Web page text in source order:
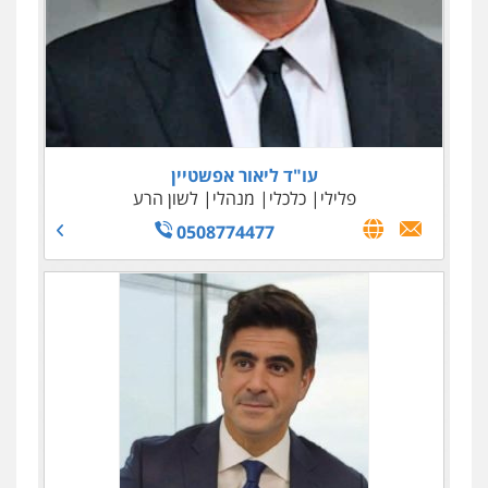
עו"ד ליאור אפשטיין
פלילי
כלכלי מנהלי
לשון הרע
0508774477
עו"ד משה יוחאי
פשיעה חמורה כלכלי
0509936616
עו"ד ציון שמעון
עורכי דין לענייני אסירים
0525181855
עו"ד יוסי פלסיוס – קליין
צווארון לבן מחש תעבורה
0506270283
עו"ד תומר נוה
תעבורה פשע חמור
0522350561
עו"ד יפעת שוורץ סיל
תעבורה
0523379525
עו"ד שילה ענבר
פלילי כלכלי מיסים
0506216097
עו"ד אביגדור פלדמן
אסירים צווארון לבן זכויות אדם